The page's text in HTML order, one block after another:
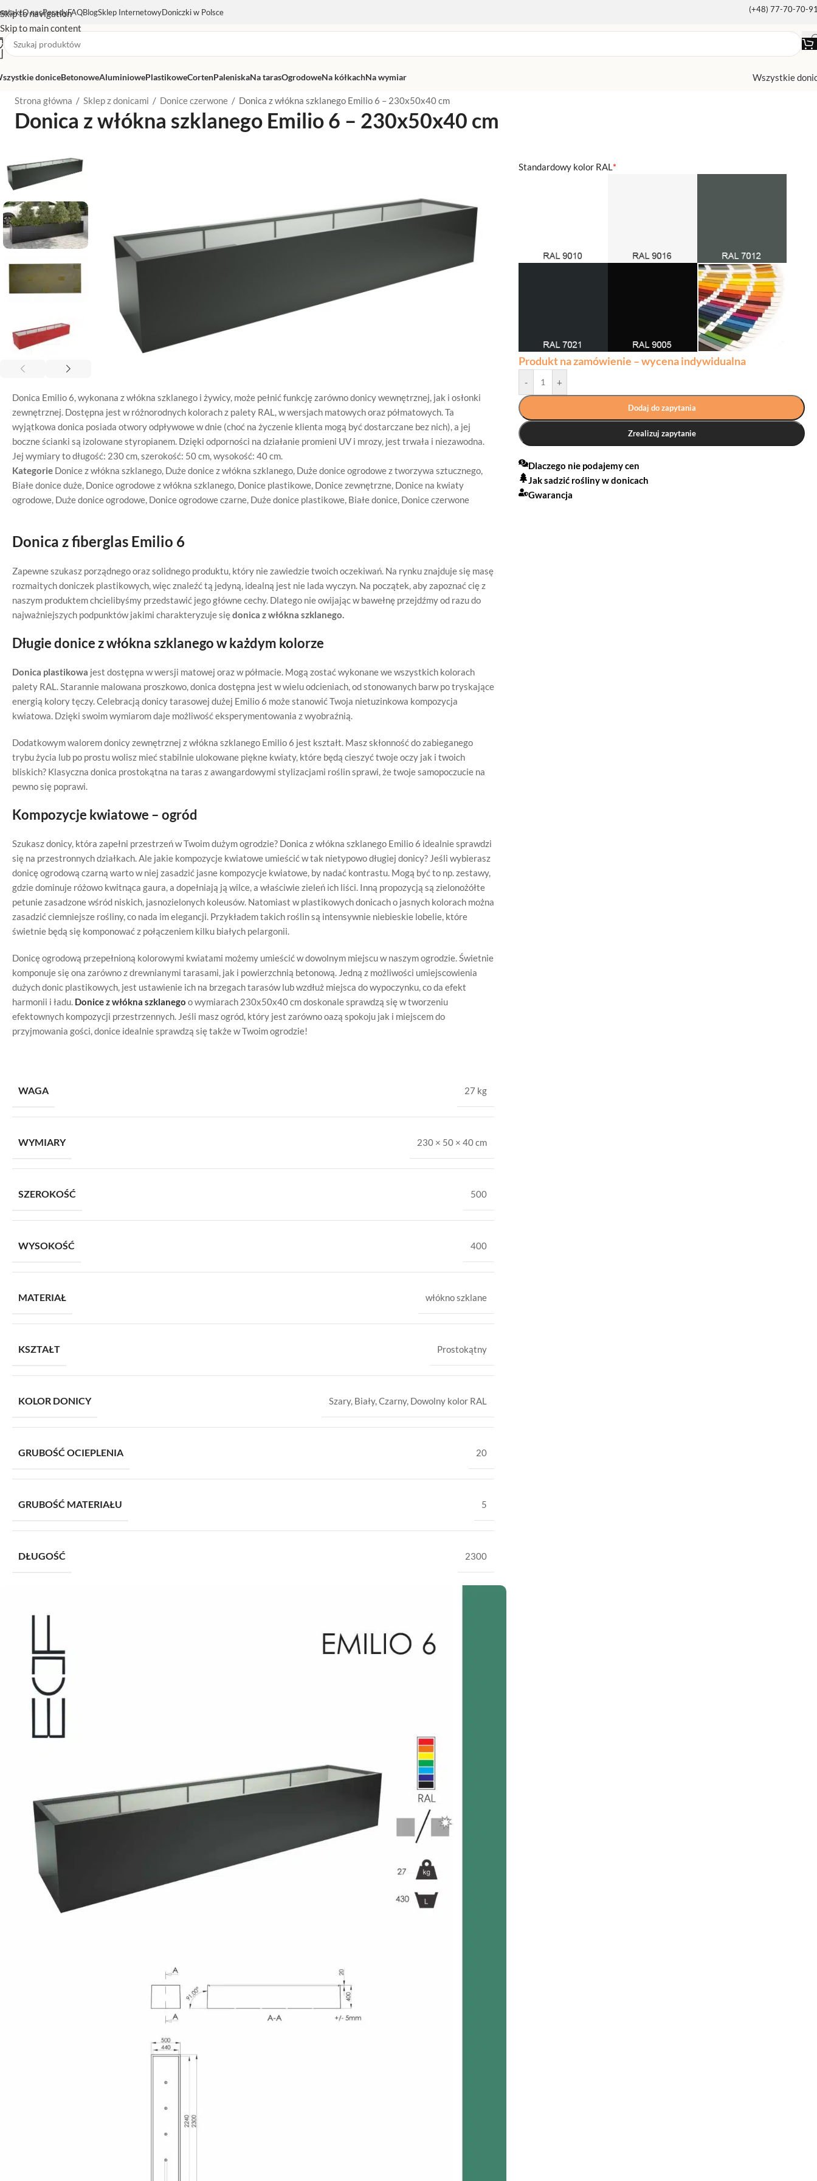
Skip to navigation
Skip to main content
O nasPoradyFAQBlogSklep InternetowyDoniczki w Polsce (+48) 77-70-70-
doniceBetonoweAluminiowePlastikoweCortenPaleniskaNa tarasOgrodoweNa kółkachNa wymiar Wszystkie
Strona główna / Sklep z donicami / Donice czerwone / Donica z włókna szklanego Emilio 6 – 230x50x40 cm
Donica z włókna szklanego Emilio 6 – 230x50x40 cm
Donica Emilio 6, wykonana z włókna szklanego i żywicy, może pełnić funkcję zarówno donicy wewnętrznej, jak i osłonki
zewnętrznej. Dostępna jest w różnorodnych kolorach z palety RAL, w wersjach matowych oraz półmatowych. Ta
wyjątkowa donica posiada otwory odpływowe w dnie (choć na życzenie klienta mogą być dostarczane bez nich), a jej
boczne ścianki są izolowane styropianem. Dzięki odporności na działanie promieni UV i mrozy, jest trwała i niezawodna.
Jej wymiary to długość: 230 cm, szerokość: 50 cm, wysokość: 40 cm.
Kategorie Donice z włókna szklanego, Duże donice z włókna szklanego, Duże donice ogrodowe z tworzywa sztucznego,
Białe donice duże, Donice ogrodowe z włókna szklanego, Donice plastikowe, Donice zewnętrzne, Donice na kwiaty
ogrodowe, Duże donice ogrodowe, Donice ogrodowe czarne, Duże donice plastikowe, Białe donice, Donice czerwone
Donica z fiberglas Emilio 6
Zapewne szukasz porządnego oraz solidnego produktu, który nie zawiedzie twoich oczekiwań. Na rynku znajduje się masę
rozmaitych doniczek plastikowych, więc znaleźć tą jedyną, idealną jest nie lada wyczyn. Na początek, aby zapoznać cię z
naszym produktem chcielibyśmy przedstawić jego główne cechy. Dlatego nie owijając w bawełnę przejdźmy od razu do
najważniejszych podpunktów jakimi charakteryzuje siędonica z włókna szklanego.
Długie donice z włókna szklanego w każdym kolorze
Donica plastikowa jest dostępna w wersji matowej oraz w półmacie. Mogą zostać wykonane we wszystkich kolorach
palety RAL. Starannie malowana proszkowo, donica dostępna jest w wielu odcieniach, od stonowanych barw po tryskające
energią kolory tęczy. Celebracją donicy tarasowej dużej Emilio 6 może stanowić Twoja nietuzinkowa kompozycja
kwiatowa. Dzięki swoim wymiarom daje możliwość eksperymentowania z wyobraźnią.
Dodatkowym walorem donicy zewnętrznej z włókna szklanego Emilio 6 jest kształt. Masz skłonność do zabieganego
trybu życia lub po prostu wolisz mieć stabilnie ulokowane piękne kwiaty, które będą cieszyć twoje oczy jak i twoich
bliskich? Klasyczna donica prostokątna na taras z awangardowymi stylizacjami roślin sprawi, że twoje samopoczucie na
pewno się poprawi.
Kompozycje kwiatowe – ogród
Szukasz donicy, która zapełni przestrzeń w Twoim dużym ogrodzie? Donica z włókna szklanego Emilio 6 idealnie sprawdzi
się na przestronnych działkach. Ale jakie kompozycje kwiatowe umieścić w tak nietypowo długiej donicy? Jeśli wybierasz
donicę ogrodową czarną warto w niej zasadzić jasne kompozycje kwiatowe, by nadać kontrastu. Mogą być to np. zestawy,
gdzie dominuje różowo kwitnąca gaura, a dopełniają ją wilce, a właściwie zieleń ich liści. Inną propozycją są zielonożółte
petunie zasadzone wśród niskich, jasnozielonych koleusów. Natomiast w plastikowych donicach o jasnych kolorach można
zasadzić ciemniejsze rośliny, co nada im elegancji. Przykładem takich roślin są intensywnie niebieskie lobelie, które
świetnie będą się komponować z połączeniem kilku białych pelargonii.
Donicę ogrodową przepełnioną kolorowymi kwiatami możemy umieścić w dowolnym miejscu w naszym ogrodzie. Świetnie
komponuje się ona zarówno z drewnianymi tarasami, jak i powierzchnią betonową. Jedną z możliwości umiejscowienia
dużych donic plastikowych, jest ustawienie ich na brzegach tarasów lub wzdłuż miejsca do wypoczynku, co da efekt
harmonii i ładu. Donice z włókna szklanego o wymiarach 230x50x40 cm doskonale sprawdzą się w tworzeniu
efektownych kompozycji przestrzennych. Jeśli masz ogród, który jest zarówno oazą spokoju jak i miejscem do
przyjmowania gości, donice idealnie sprawdzą się także w Twoim ogrodzie!
WAGA 27 kg
WYMIARY 230 × 50 × 40 cm
SZEROKOŚĆ 500
WYSOKOŚĆ 400
MATERIAŁ włókno szklane
KSZTAŁT Prostokątny
KOLOR DONICY Szary, Biały,Czarny, Dowolny kolor RAL
GRUBOŚĆ OCIEPLENIA 20
GRUBOŚĆ MATERIAŁU 5
DŁUGOŚĆ 2300
*
Standardowy kolor RAL
Produkt na zamówienie – wycena indywidualna
- +
Dodaj do zapytania
Zrealizuj zapytanie
Dlaczego nie podajemy cen
Jak sadzić rośliny w donicach
Gwarancja